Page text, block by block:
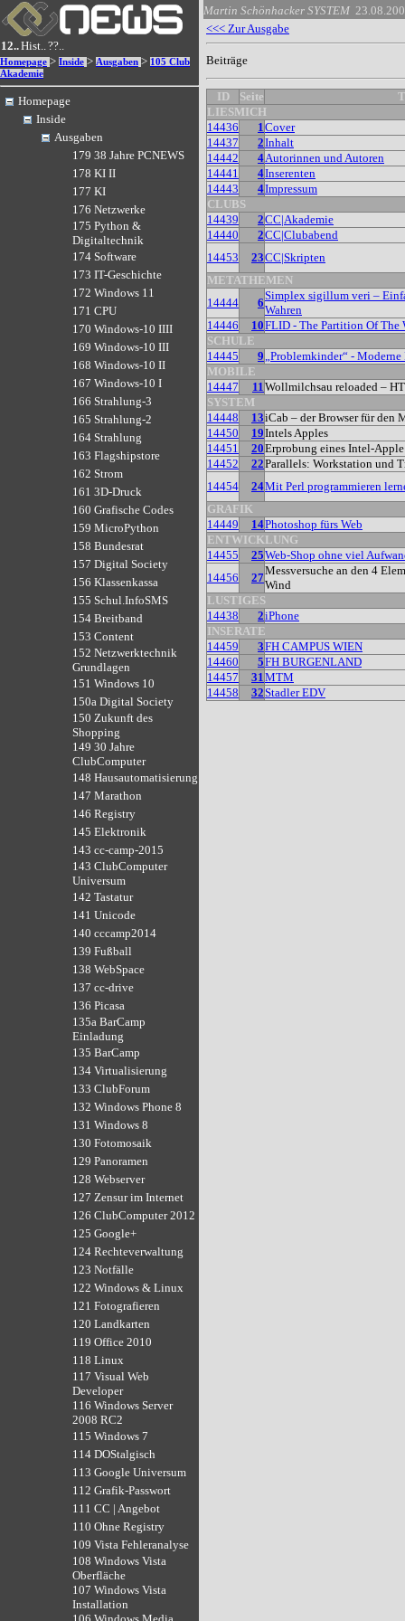
12..Hist..??..
Homepage > Inside > Ausgaben > 105 Club
Akademie
Homepage
Inside
Ausgaben
179 38 Jahre PCNEWS
178 KI II
177 KI
176 Netzwerke
175 Python &
Digitaltechnik
174 Software
173 IT-Geschichte
172 Windows 11
171 CPU
170 Windows-10 IIII
169 Windows-10 III
168 Windows-10 II
167 Windows-10 I
166 Strahlung-3
165 Strahlung-2
164 Strahlung
163 Flagshipstore
162 Strom
161 3D-Druck
160 Grafische Codes
159 MicroPython
158 Bundesrat
157 Digital Society
156 Klassenkassa
155 Schul.InfoSMS
154 Breitband
153 Content
152 Netzwerktechnik
Grundlagen
151 Windows 10
150a Digital Society
150 Zukunft des
Shopping
149 30 Jahre
ClubComputer
148 Hausautomatisierung
147 Marathon
146 Registry
145 Elektronik
143 cc-camp-2015
143 ClubComputer
Universum
142 Tastatur
141 Unicode
140 cccamp2014
139 Fußball
138 WebSpace
137 cc-drive
136 Picasa
135a BarCamp
Einladung
135 BarCamp
134 Virtualisierung
133 ClubForum
132 Windows Phone 8
131 Windows 8
130 Fotomosaik
129 Panoramen
128 Webserver
127 Zensur im Internet
126 ClubComputer 2012
125 Google+
124 Rechteverwaltung
123 Notfälle
122 Windows & Linux
121 Fotografieren
120 Landkarten
119 Office 2010
118 Linux
117 Visual Web
Developer
116 Windows Server
2008 RC2
115 Windows 7
114 DOStalgisch
113 Google Universum
112 Grafik-Passwort
111 CC | Angebot
110 Ohne Registry
109 Vista Fehleranalyse
108 Windows Vista
Oberfläche
107 Windows Vista
Installation
Martin Schönhacker SYSTEM
<<< Zur Ausgabe
Beiträge
ID Seite
LIESMICH
14436
1Cover
14437
2Inhalt
14442
4Autorinnen und Autoren
14441
4Inserenten
14443
4Impressum
CLUBS
14439
2CC|Akademie
14440
2CC|Clubabend
14453
23CC|Skripten
METATHEMEN
14444
6
Simplex sigillum veri –
Wahren
14446
10FLID - The Partition Of The
SCHULE
14445
9 „Problemkinder“ -
MOBILE
14447
11Wollmilchsau reloaded –
SYSTEM
14448
13iCab – der Browser für den
14450
19Intels Apples
14451
20Erprobung eines Intel-
14452
22Parallels: Workstation und
14454
24Mit Perl programmieren
GRAFIK
14449
14Photoshop fürs Web
ENTWICKLUNG
14455
25Web-Shop ohne viel
14456
27
Messversuche an den 4
Wind
LUSTIGES
14438
2iPhone
INSERATE
14459
3FH CAMPUS WIEN
14460
5FH BURGENLAND
14457
31MTM
14458
32Stadler EDV